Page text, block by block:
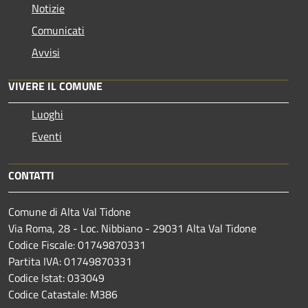
Notizie
Comunicati
Avvisi
VIVERE IL COMUNE
Luoghi
Eventi
CONTATTI
Comune di Alta Val Tidone
Via Roma, 28 - Loc. Nibbiano - 29031 Alta Val Tidone
Codice Fiscale: 01749870331
Partita IVA: 01749870331
Codice Istat: 033049
Codice Catastale: M386